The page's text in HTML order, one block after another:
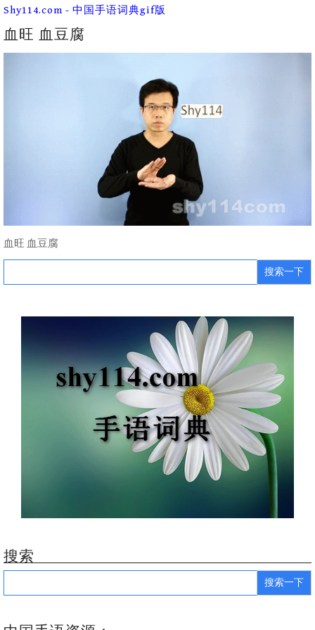
Skip
content
Shy114.com - 中国手语词典gif版
血旺 血豆腐
血旺 血豆腐
Search
搜索
Search